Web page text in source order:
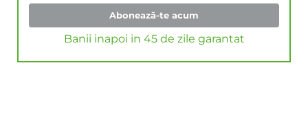
Abonează-te acum
Banii inapoi in 45 de zile garantat